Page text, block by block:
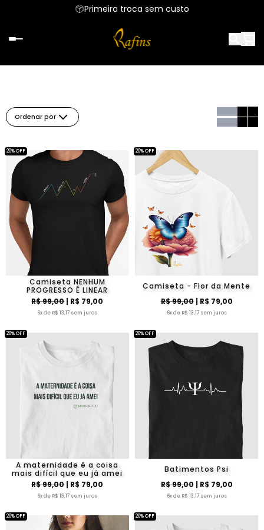
Primeira troca sem custo
Ordenar por
Camiseta NENHUM
PROGRESSO É LINEAR
R$ 99,00| R$ 79,00
6x de R$ 13,17 sem juros
20% OFF
Camiseta - Flor da Mente
R$ 99,00| R$ 79,00
6x de R$ 13,17 sem juros
20% OFF
A maternidade é a coisa
mais difícil que eu já amei
R$ 99,00| R$ 79,00
6x de R$ 13,17 sem juros
20% OFF
Batimentos Psi
R$ 99,00| R$ 79,00
6x de R$ 13,17 sem juros
20% OFF
20% OFF 20% OFF